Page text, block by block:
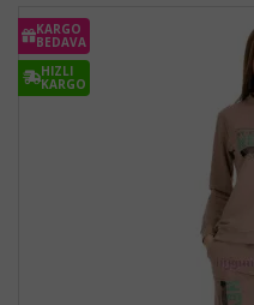
KARGO
BEDAVA
HIZLI
KARGO